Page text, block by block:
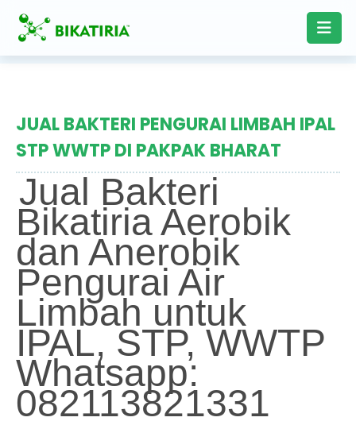
JUAL BAKTERI PENGURAI LIMBAH IPAL
STP WWTP DI PAKPAK BHARAT
Jual Bakteri
Bikatiria Aerobik
dan Anerobik
Pengurai Air
Limbah untuk
IPAL, STP, WWTP
Whatsapp:
082113821331